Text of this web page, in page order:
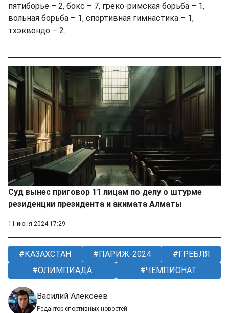
пятиборье – 2, бокс – 7, греко-римская борьба – 1,
вольная борьба – 1, спортивная гимнастика – 1,
тхэквондо – 2.
Суд вынес приговор 11 лицам по делу о штурме
резиденции президента и акимата Алматы
11 июня 2024 17:29
КАЗАХСТАН ПАРИЖ-2024
ГРЕБЛЯ
ОЛИМПИАДА
ЧЕМПИОНАТ
Василий Алексеев
Редактор спортивных новостей